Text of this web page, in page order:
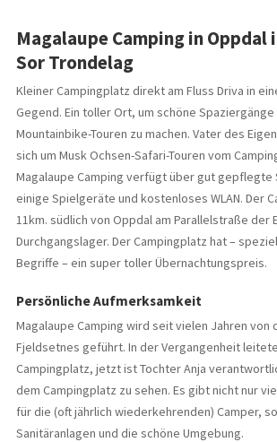
Magalaupe Camping in Oppdal
Sor Trondelag
Kleiner Campingplatz direkt am Fluss Driva in
Gegend. Ein toller Ort, um schöne
Mountainbike-Touren zu machen. Vater des
sich um Musk Ochsen-Safari-Touren vom
Magalaupe Camping verfügt über gut gepflegte
einige Spielgeräte und kostenloses WLAN. Der
11km. südlich von Oppdal am Parallelstraße der
Durchgangslager. Der Campingplatz hat –
Begriffe – ein super toller Übernachtungspreis.
Persönliche Aufmerksamkeit
Magalaupe Camping wird seit vielen Jahren von
Fjeldsetnes geführt. In der Vergangenheit
Campingplatz, jetzt ist Tochter Anja
dem Campingplatz zu sehen. Es gibt nicht nur
für die (oft jährlich wiederkehrenden) Camper,
Sanitäranlagen und die schöne Umgebung.